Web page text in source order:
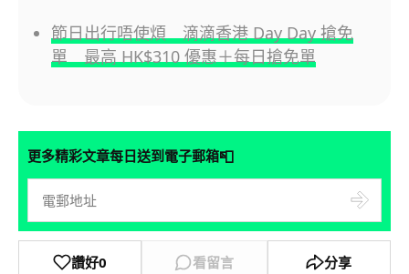
節日出行唔使煩 滴滴香港 Day Day 搶免
單 最高 HK$310 優惠＋每日搶免單
更多精彩文章每日送到電子郵箱📮
讚好0 看留言 分享